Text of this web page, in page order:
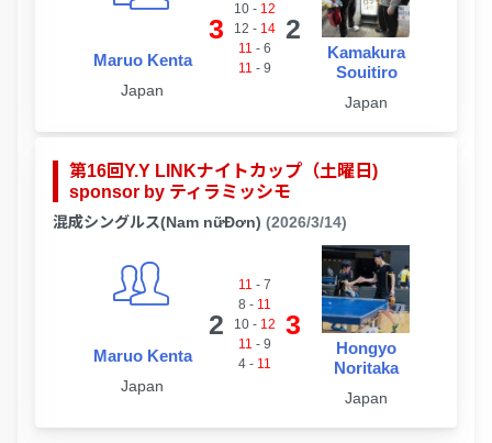
Maruo Kenta
Japan
3
10- 12
12 - 14
11 - 6
11 - 9
2
Kamakura
Souitiro
Japan
第16回Y.Y LINKナイトカップ（土曜日)
sponsor by ティラミッシモ
混成シングルス(Nam nữĐơn) (2026/3/14)
Maruo Kenta
Japan
2
11 - 7
8 - 11
10- 12
11 - 9
4- 11
3
Hongyo
Noritaka
Japan